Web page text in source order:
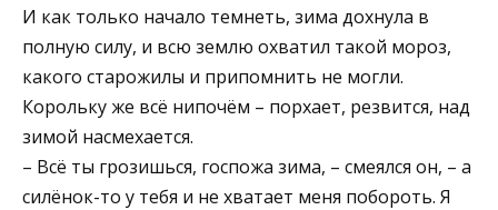
И как только начало темнеть, зима дохнула в
полную силу, и всю землю охватил такой мороз,
какого старожилы и припомнить не могли.
Корольку же всё нипочём – порхает, резвится, над
зимой насмехается.
– Всё ты грозишься, госпожа зима, – смеялся он, – а
силёнок-то у тебя и не хватает меня побороть. Я